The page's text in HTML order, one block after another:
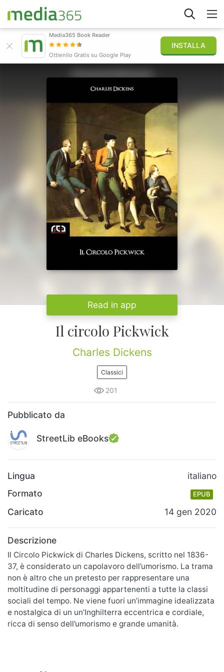
Accedi
Pubblica
Media365 Book Reader
Ottienilo Gratis su Google Play
INSTALLA
Read in app
Il circolo Pickwick
Charles Dickens
Classici
201
Pubblicato da
StreetLib eBooks
Lingua
italiano
Formato
EPUB
Caricato 14 gen 2020
Descrizione
Il Circolo Pickwick di Charles Dickens, scritto nel 1836-
37, è considerato un capolavoro dell’umorismo. La trama
non è altro che un pretesto per rappresentare una
moltitudine di personaggi appartenenti a tutte la classi
sociali del tempo. Ne viene fuori un’immagine idealizzata
e nostalgica di un un’Inghilterra eccentrica e cordiale,
ricca di senso dell’umorismo e grande umanità.